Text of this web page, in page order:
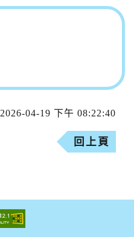
2026-04-19 下午 08:22:40
回上頁